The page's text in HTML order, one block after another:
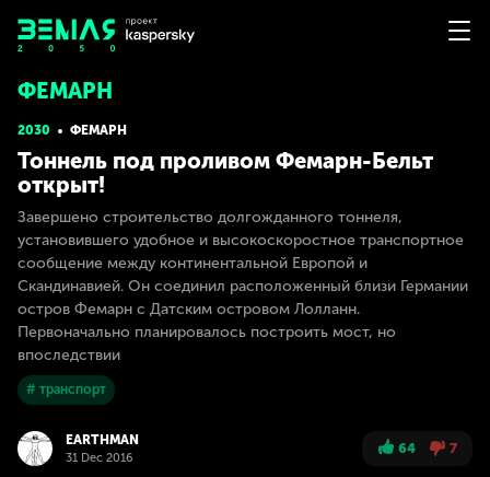
ФЕМАРН
2030 ФЕМАРН
Тоннель под проливом Фемарн-Бельт
открыт!
Завершено строительство долгожданного тоннеля,
установившего удобное и высокоскоростное транспортное
сообщение между континентальной Европой и
Скандинавией. Он соединил расположенный близи Германии
остров Фемарн с Датским островом Лолланн.
Первоначально планировалось построить мост, но
впоследствии
# транспорт
EARTHMAN
31 Dec 2016
64 7